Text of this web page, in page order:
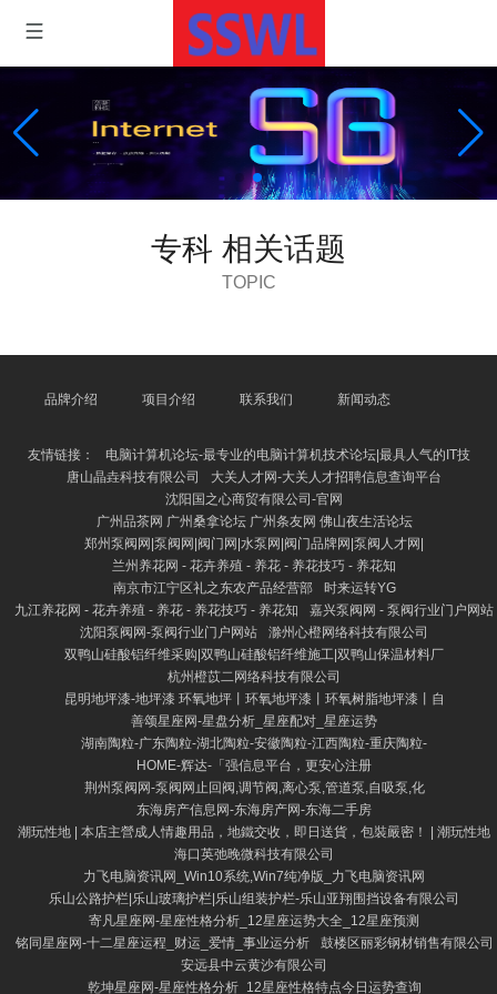
专科 相关话题
TOPIC
品牌介绍 项目介绍 联系我们 新闻动态
友情链接：
电脑计算机论坛-最专业的电脑计算机技术论坛|最具人气的IT技
唐山晶垚科技有限公司
大关人才网-大关人才招聘信息查询平台
沈阳国之心商贸有限公司-官网
广州品茶网 广州桑拿论坛 广州条友网 佛山夜生活论坛
郑州泵阀网|泵阀网|阀门网|水泵网|阀门品牌网|泵阀人才网|
兰州养花网 - 花卉养殖 - 养花 - 养花技巧 - 养花知
南京市江宁区礼之东农产品经营部
时来运转YG
九江养花网 - 花卉养殖 - 养花 - 养花技巧 - 养花知
嘉兴泵阀网 - 泵阀行业门户网站
沈阳泵阀网-泵阀行业门户网站
滁州心橙网络科技有限公司
双鸭山硅酸铝纤维采购|双鸭山硅酸铝纤维施工|双鸭山保温材料厂
杭州橙苡二网络科技有限公司
昆明地坪漆-地坪漆 环氧地坪丨环氧地坪漆丨环氧树脂地坪漆丨自
善颂星座网-星盘分析_星座配对_星座运势
湖南陶粒-广东陶粒-湖北陶粒-安徽陶粒-江西陶粒-重庆陶粒-
HOME-辉达-「强信息平台，更安心注册
荆州泵阀网-泵阀网止回阀,调节阀,离心泵,管道泵,自吸泵,化
东海房产信息网-东海房产网-东海二手房
潮玩性地 | 本店主營成人情趣用品，地鐵交收，即日送貨，包裝嚴密！ | 潮玩性地
海口英弛晚微科技有限公司
力飞电脑资讯网_Win10系统,Win7纯净版_力飞电脑资讯网
乐山公路护栏|乐山玻璃护栏|乐山组装护栏-乐山亚翔围挡设备有限公司
寄凡星座网-星座性格分析_12星座运势大全_12星座预测
铭同星座网-十二星座运程_财运_爱情_事业运分析
鼓楼区丽彩钢材销售有限公司
安远县中云黄沙有限公司
乾坤星座网-星座性格分析_12星座性格特点今日运势查询